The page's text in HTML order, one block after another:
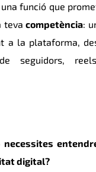
una funció que
tevacompetència:
a la plataforma,
seguidors,
digital?